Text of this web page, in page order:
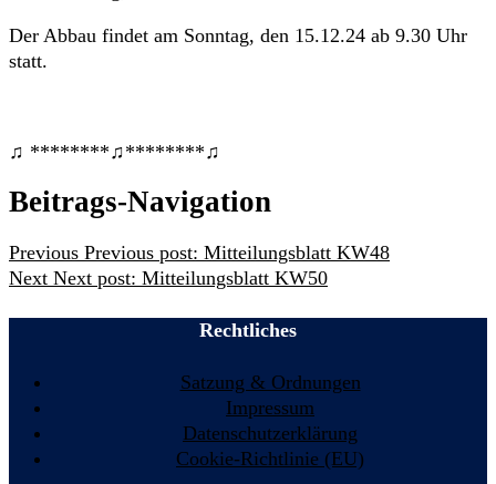
Der Abbau findet am Sonntag, den 15.12.24 ab 9.30 Uhr
statt.
♫ ********♫********♫
Beitrags-Navigation
Previous Previous post: Mitteilungsblatt KW48
Next Next post: Mitteilungsblatt KW50
Rechtliches
Satzung & Ordnungen
Impressum
Datenschutzerklärung
Cookie-Richtlinie (EU)